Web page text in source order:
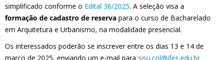
simplificado conforme o Edital 36/2025. A seleção visa a
formação de cadastro de reserva para o curso de Bacharelado
em Arquitetura e Urbanismo, na modalidade presencial.
Os interessados poderão se inscrever entre os dias 13 e 14 de
março de 2025, enviando um e-mail para sisu.col@ifes.edu.br